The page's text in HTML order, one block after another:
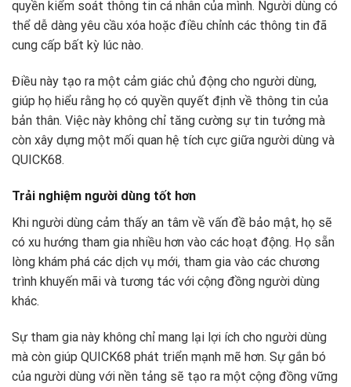
quyền kiểm soát thông tin cá nhân của mình. Người dùng có
thể dễ dàng yêu cầu xóa hoặc điều chỉnh các thông tin đã
cung cấp bất kỳ lúc nào.
Điều này tạo ra một cảm giác chủ động cho người dùng,
giúp họ hiểu rằng họ có quyền quyết định về thông tin của
bản thân. Việc này không chỉ tăng cường sự tin tưởng mà
còn xây dựng một mối quan hệ tích cực giữa người dùng và
QUICK68.
Trải nghiệm người dùng tốt hơn
Khi người dùng cảm thấy an tâm về vấn đề bảo mật, họ sẽ
có xu hướng tham gia nhiều hơn vào các hoạt động. Họ sẵn
lòng khám phá các dịch vụ mới, tham gia vào các chương
trình khuyến mãi và tương tác với cộng đồng người dùng
khác.
Sự tham gia này không chỉ mang lại lợi ích cho người dùng
mà còn giúp QUICK68 phát triển mạnh mẽ hơn. Sự gắn bó
của người dùng với nền tảng sẽ tạo ra một cộng đồng vững